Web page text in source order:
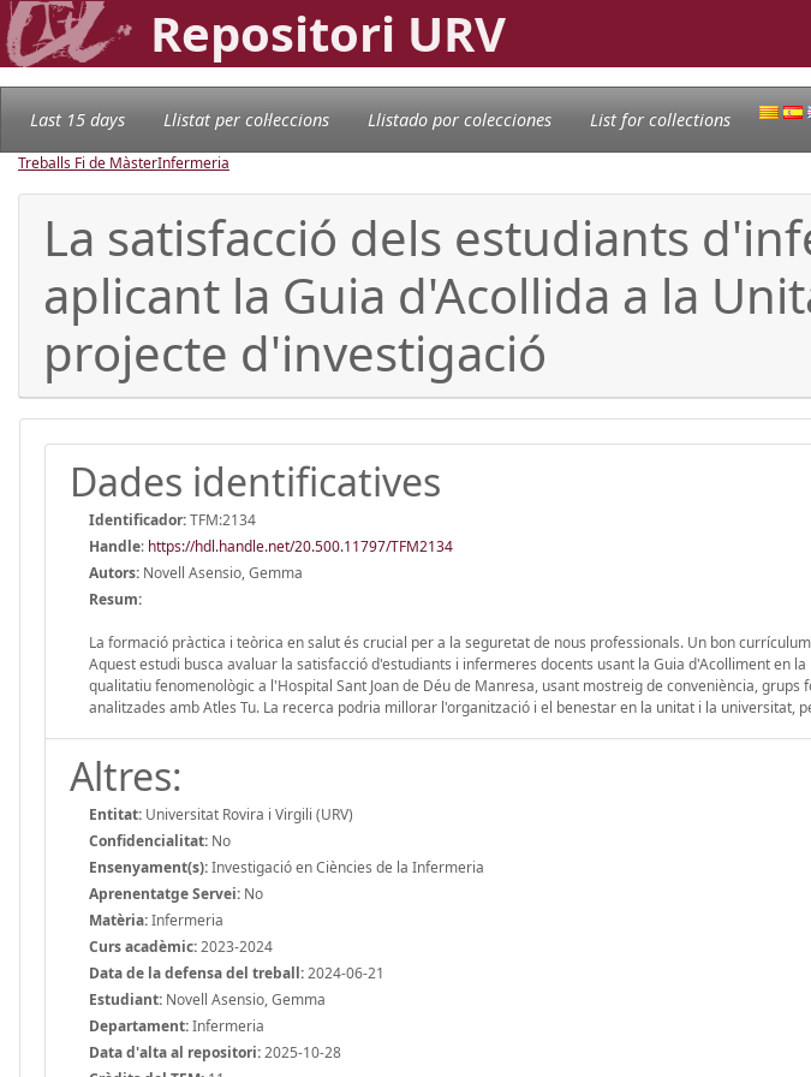
Repositori URV
Last 15 days Llistat per col·leccions Llistado por colecciones List for collections
Treballs Fi de MàsterInfermeria
La satisfacció dels estudiants
aplicant la Guia d'Acollida a la
projecte d'investigació
Dades identificatives
Identificador:TFM:2134
Handle: https://hdl.handle.net/20.500.11797/TFM2134
Autors: Novell Asensio, Gemma
Resum:
La formació pràctica i teòrica en salut és crucial per a la seguretat de nous professionals. Un bon
Aquest estudi busca avaluar la satisfacció d'estudiants i infermeres docents usant la Guia d'Acolliment en
qualitatiu fenomenològic a l'Hospital Sant Joan de Déu de Manresa, usant mostreig de conveniència, grups
analitzades amb Atles Tu. La recerca podria millorar l'organització i el benestar en la unitat i la universitat,
Altres:
Entitat: Universitat Rovira i Virgili (URV)
Confidencialitat: No
Ensenyament(s):Investigació en Ciències de la Infermeria
Aprenentatge Servei: No
Matèria:Infermeria
Curs acadèmic:2023-2024
Data de la defensa del treball:2024-06-21
Estudiant: Novell Asensio, Gemma
Departament:Infermeria
Data d'alta al repositori:2025-10-28